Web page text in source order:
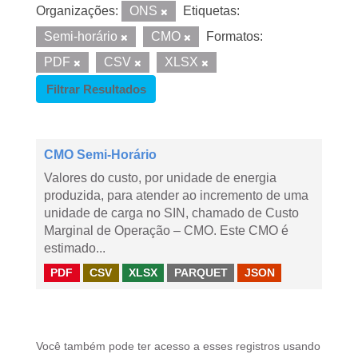
Organizações: ONS
Etiquetas:
Semi-horário
CMO
Formatos:
PDF
CSV
XLSX
Filtrar Resultados
CMO Semi-Horário
Valores do custo, por unidade de energia
produzida, para atender ao incremento de uma
unidade de carga no SIN, chamado de Custo
Marginal de Operação – CMO. Este CMO é
estimado...
PDF CSV XLSX PARQUET JSON
Você também pode ter acesso a esses registros usando